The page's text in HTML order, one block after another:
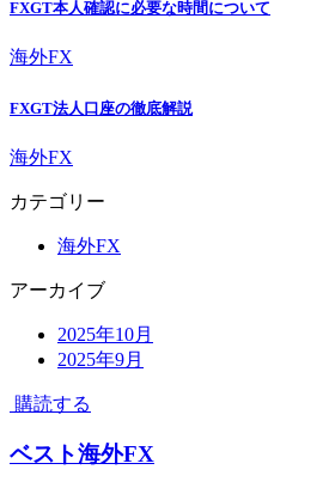
FXGT本人確認に必要な時間について
海外FX
FXGT法人口座の徹底解説
海外FX
カテゴリー
海外FX
アーカイブ
2025年10月
2025年9月
購読する
ベスト海外FX